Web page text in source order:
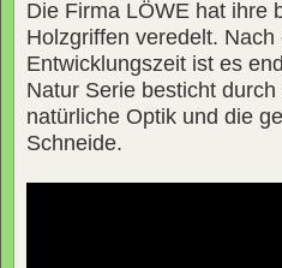
Die Firma LÖWE hat ihre
Holzgriffen veredelt. Nach
Entwicklungszeit ist es
Natur Serie besticht
natürliche Optik und die
Schneide.